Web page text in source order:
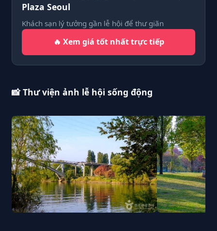
Plaza Seoul
Khách sạn lý tưởng gần lễ hội để thư giãn
🔥 Xem giá tốt nhất trực tiếp
📸 Thư viện ảnh lễ hội sống động